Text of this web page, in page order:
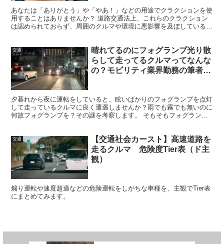
あなたは「ありがとう」や「やあ！」などの用途でクラクションを使
用することはありませんか？ 道路交通法上、これらのクラクション
は認められておらず、周囲のクルマや環境に悪影響を及ぼしている可
交通
晴れてるのにフォグランプ光り散
らして走ってるクルマってなんな
の？モビリティ業界勤務の筆者が
夕暮れから夜に運転をしていると、眩いばかりのフォグランプを点灯
して走っているクルマに良く遭遇しませんか？雨でも霧でも無いのに
何故フォグランプを？その謎を考察します。 そもそもフォグランプ
交通
【交通社会カースト】高速道路を
走るクルマ 危険度Tier表（ド主
観）
煽り運転や速度超過などの危険運転をしがちな車種を、主観でTier表
にまとめてみます。